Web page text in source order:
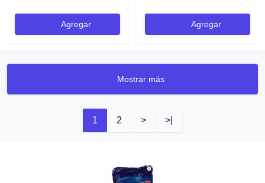
Agregar Agregar
Mostrar más
1 2 > >|